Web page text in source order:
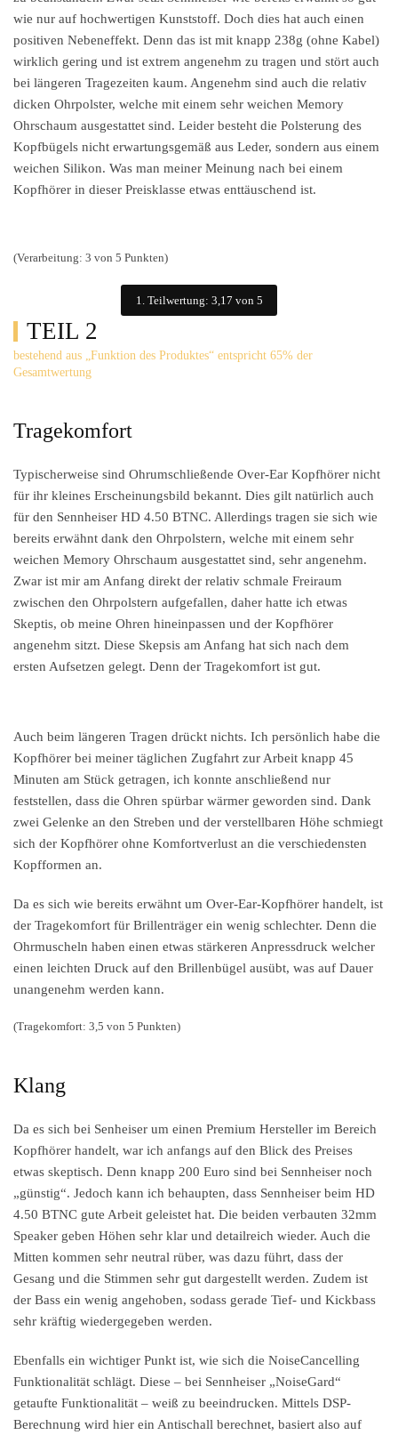
wie nur auf hochwertigen Kunststoff. Doch dies hat auch einen
positiven Nebeneffekt. Denn das ist mit knapp 238g (ohne Kabel)
wirklich gering und ist extrem angenehm zu tragen und stört auch
bei längeren Tragezeiten kaum. Angenehm sind auch die relativ
dicken Ohrpolster, welche mit einem sehr weichen Memory
Ohrschaum ausgestattet sind. Leider besteht die Polsterung des
Kopfbügels nicht erwartungsgemäß aus Leder, sondern aus einem
weichen Silikon. Was man meiner Meinung nach bei einem
Kopfhörer in dieser Preisklasse etwas enttäuschend ist.
(Verarbeitung: 3 von 5 Punkten)
1. Teilwertung: 3,17 von 5
TEIL 2
bestehend aus „Funktion des Produktes“ entspricht 65% der
Gesamtwertung
Tragekomfort
Typischerweise sind Ohrumschließende Over-Ear Kopfhörer nicht
für ihr kleines Erscheinungsbild bekannt. Dies gilt natürlich auch
für den Sennheiser HD 4.50 BTNC. Allerdings tragen sie sich wie
bereits erwähnt dank den Ohrpolstern, welche mit einem sehr
weichen Memory Ohrschaum ausgestattet sind, sehr angenehm.
Zwar ist mir am Anfang direkt der relativ schmale Freiraum
zwischen den Ohrpolstern aufgefallen, daher hatte ich etwas
Skeptis, ob meine Ohren hineinpassen und der Kopfhörer
angenehm sitzt. Diese Skepsis am Anfang hat sich nach dem
ersten Aufsetzen gelegt. Denn der Tragekomfort ist gut.
Auch beim längeren Tragen drückt nichts. Ich persönlich habe die
Kopfhörer bei meiner täglichen Zugfahrt zur Arbeit knapp 45
Minuten am Stück getragen, ich konnte anschließend nur
feststellen, dass die Ohren spürbar wärmer geworden sind. Dank
zwei Gelenke an den Streben und der verstellbaren Höhe schmiegt
sich der Kopfhörer ohne Komfortverlust an die verschiedensten
Kopfformen an.
Da es sich wie bereits erwähnt um Over-Ear-Kopfhörer handelt, ist
der Tragekomfort für Brillenträger ein wenig schlechter. Denn die
Ohrmuscheln haben einen etwas stärkeren Anpressdruck welcher
einen leichten Druck auf den Brillenbügel ausübt, was auf Dauer
unangenehm werden kann.
(Tragekomfort: 3,5 von 5 Punkten)
Klang
Da es sich bei Senheiser um einen Premium Hersteller im Bereich
Kopfhörer handelt, war ich anfangs auf den Blick des Preises
etwas skeptisch. Denn knapp 200 Euro sind bei Sennheiser noch
„günstig“. Jedoch kann ich behaupten, dass Sennheiser beim HD
4.50 BTNC gute Arbeit geleistet hat. Die beiden verbauten 32mm
Speaker geben Höhen sehr klar und detailreich wieder. Auch die
Mitten kommen sehr neutral rüber, was dazu führt, dass der
Gesang und die Stimmen sehr gut dargestellt werden. Zudem ist
der Bass ein wenig angehoben, sodass gerade Tief- und Kickbass
sehr kräftig wiedergegeben werden.
Ebenfalls ein wichtiger Punkt ist, wie sich die NoiseCancelling
Funktionalität schlägt. Diese – bei Sennheiser „NoiseGard“
getaufte Funktionalität – weiß zu beeindrucken. Mittels DSP-
Berechnung wird hier ein Antischall berechnet, basiert also auf